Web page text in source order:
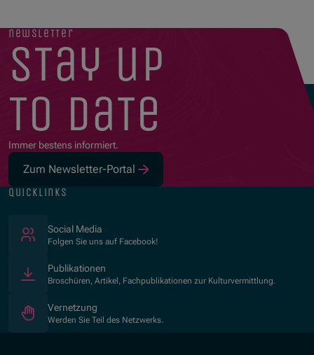
newsletter
stay up
to date
Immer bestens informiert.
Zum Newsletter-Portal
quicklinks
Social Media
Folgen Sie uns auf Facebook!
Publikationen
Broschüren, Artikel, Fachpublikationen zur Kulturvermittlung.
Vernetzung
Werden Sie Teil des Netzwerks.